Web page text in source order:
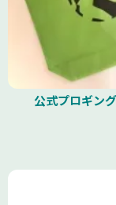
公式プロギン